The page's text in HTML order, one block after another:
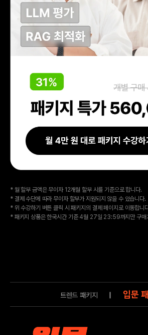
* 월 할부 금액은 무이자 12개월 할부 시를 기준으로 합니다.
* 결제 수단에 따라 무이자 할부가 지원되지 않을 수 있습니다.
* 위 수강하기 버튼 클릭 시 패키지의 결제 페이지로 이동합니
* 패키지 상품은 한국시간 기준 4월 27일 23:59까지만 구매
트렌드 패키지 입문